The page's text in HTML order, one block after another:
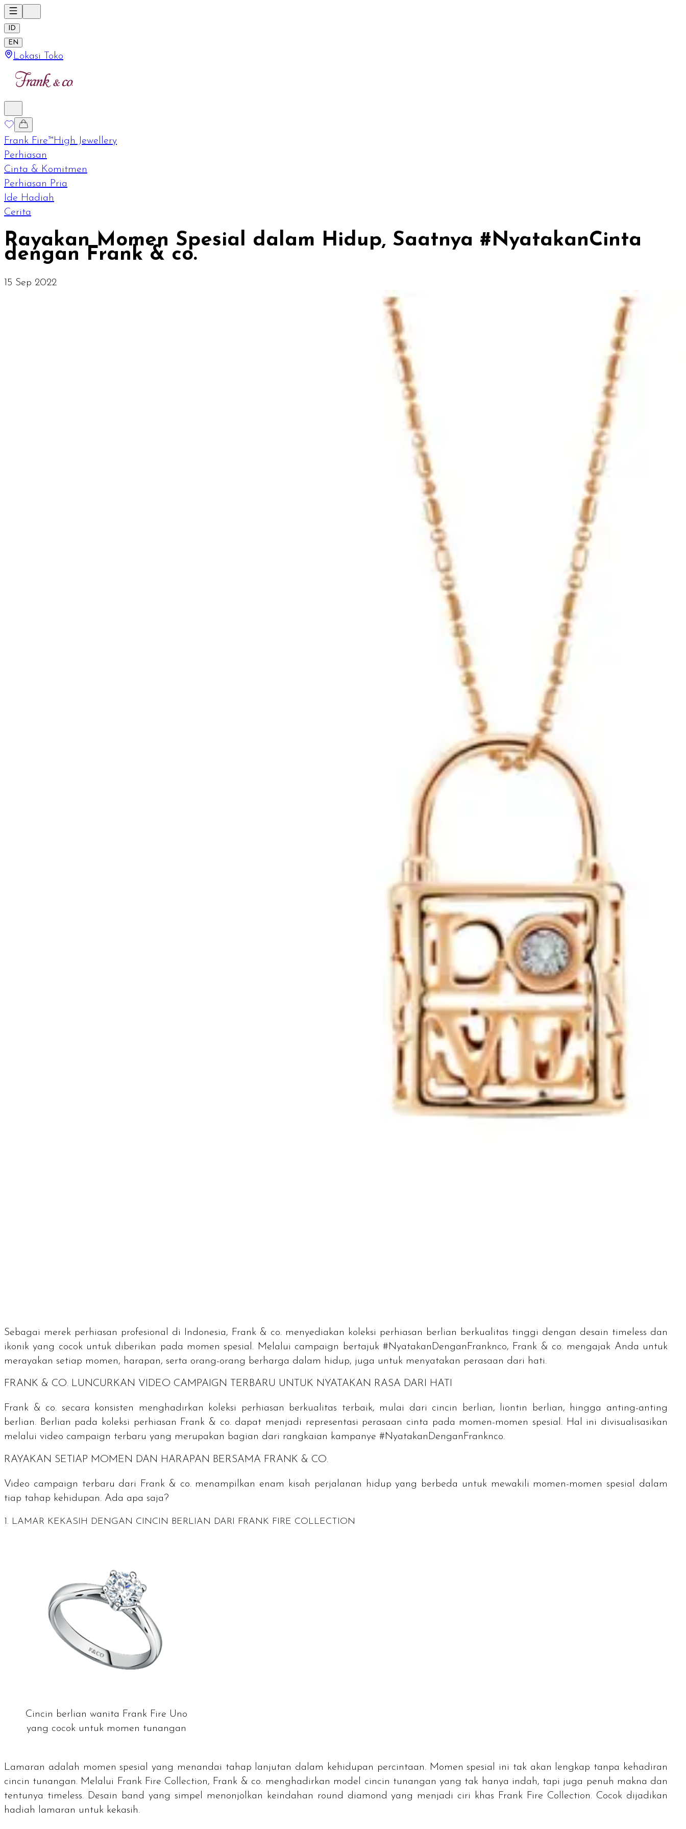
ID
EN
Lokasi Toko
Frank Fire™High Jewellery
Perhiasan
Cinta & Komitmen
Perhiasan Pria
Ide Hadiah
Cerita
Rayakan Momen Spesial dalam Hidup, Saatnya #NyatakanCinta
dengan Frank & co.
15 Sep 2022
Sebagai merek perhiasan profesional di Indonesia, Frank & co. menyediakan koleksi perhiasan berlian berkualitas tinggi dengan desain timeless dan
ikonik yang cocok untuk diberikan pada momen spesial. Melalui campaign bertajuk #NyatakanDenganFranknco, Frank & co. mengajak Anda untuk
merayakan setiap momen, harapan, serta orang-orang berharga dalam hidup, juga untuk menyatakan perasaan dari hati.
FRANK & CO. LUNCURKAN VIDEO CAMPAIGN TERBARU UNTUK NYATAKAN RASA DARI HATI
Frank & co. secara konsisten menghadirkan koleksi perhiasan berkualitas terbaik, mulai dari cincin berlian, liontin berlian, hingga anting-anting
berlian. Berlian pada koleksi perhiasan Frank & co. dapat menjadi representasi perasaan cinta pada momen-momen spesial. Hal ini divisualisasikan
melalui video campaign terbaru yang merupakan bagian dari rangkaian kampanye #NyatakanDenganFranknco.
RAYAKAN SETIAP MOMEN DAN HARAPAN BERSAMA FRANK & CO.
Video campaign terbaru dari Frank & co. menampilkan enam kisah perjalanan hidup yang berbeda untuk mewakili momen-momen spesial dalam
tiap tahap kehidupan. Ada apa saja?
1. LAMAR KEKASIH DENGAN CINCIN BERLIAN DARI FRANK FIRE COLLECTION
Cincin berlian wanita Frank Fire Uno
yang cocok untuk momen tunangan
Lamaran adalah momen spesial yang menandai tahap lanjutan dalam kehidupan percintaan. Momen spesial ini tak akan lengkap tanpa kehadiran
cincin tunangan. Melalui Frank Fire Collection, Frank & co. menghadirkan model cincin tunangan yang tak hanya indah, tapi juga penuh makna dan
tentunya timeless. Desain band yang simpel menonjolkan keindahan round diamond yang menjadi ciri khas Frank Fire Collection. Cocok dijadikan
hadiah lamaran untuk kekasih.